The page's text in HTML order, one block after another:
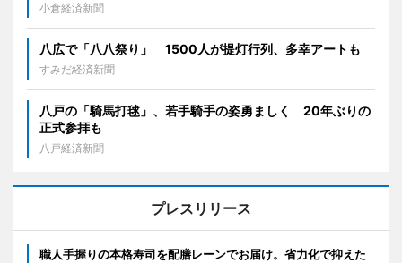
小倉経済新聞
八広で「八八祭り」 1500人が提灯行列、多幸アートも
すみだ経済新聞
八戸の「騎馬打毬」、若手騎手の姿勇ましく 20年ぶりの
正式参拝も
八戸経済新聞
プレスリリース
職人手握りの本格寿司を配膳レーンでお届け。省力化で抑えた